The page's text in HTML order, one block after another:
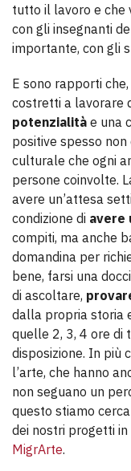
tutto il lavoro e che
con gli insegnanti
importante, con gli
E sono rapporti
costretti a lavorare
potenzialità e una
positive spesso
culturale che ogni
persone coinvolte.
avere un’attesa
condizione di avere
compiti, ma anche
domandina per
bene, farsi una
di ascoltare,
dalla propria storia
quelle 2, 3, 4 ore di
disposizione. In più
l’arte, che hanno
non seguano un
questo stiamo
dei nostri progetti
MigrArte.